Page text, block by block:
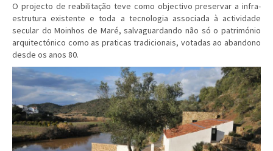
O projecto de reabilitação teve como objectivo preservar a infra-
estrutura existente e toda a tecnologia associada à actividade
secular do Moinhos de Maré, salvaguardando não só o património
arquitectónico como as praticas tradicionais, votadas ao abandono
desde os anos 80.